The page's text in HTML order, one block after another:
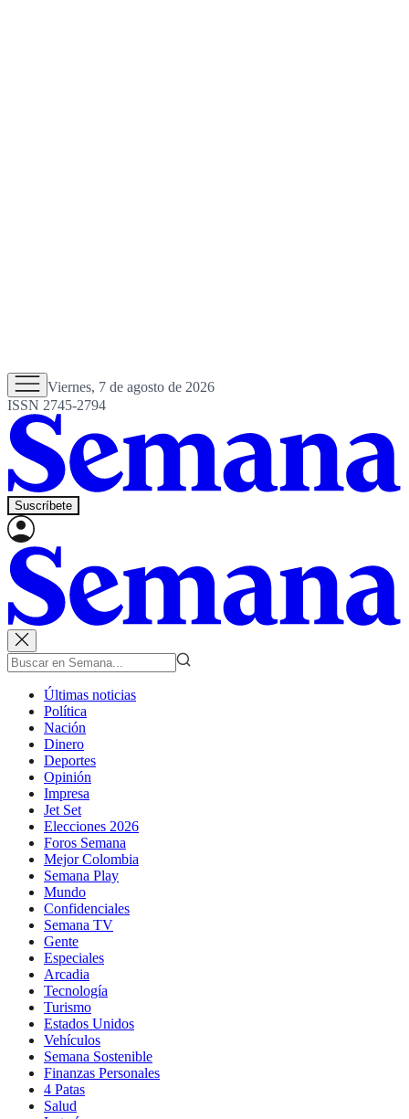
Viernes, 7 de agosto de 2026
ISSN 2745-2794
Suscríbete
Últimas noticias
Política
Nación
Dinero
Deportes
Opinión
Impresa
Jet Set
Elecciones 2026
Foros Semana
Mejor Colombia
Semana Play
Mundo
Confidenciales
Semana TV
Gente
Especiales
Arcadia
Tecnología
Turismo
Estados Unidos
Vehículos
Semana Sostenible
Finanzas Personales
4 Patas
Salud